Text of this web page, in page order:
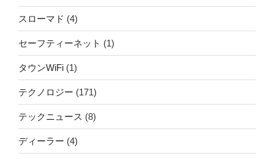
スローマド (4)
セーフティーネット (1)
タウンWiFi (1)
テクノロジー (171)
テックニュース (8)
ディーラー (4)